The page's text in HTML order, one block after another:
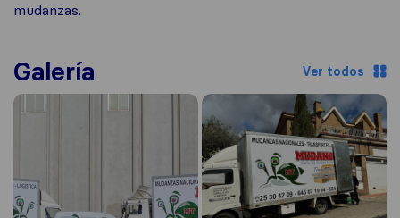
mudanzas.
Galería Ver todos